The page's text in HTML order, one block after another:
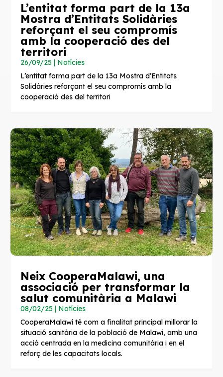
L’entitat forma part de la 13a
Mostra d’Entitats Solidàries
reforçant el seu compromís
amb la cooperació des del
territori
26/09/25| Notícies
L’entitat forma part de la 13a Mostra d’Entitats
Solidàries reforçant el seu compromís amb la
cooperació des del territori
Neix CooperaMalawi, una
associació per transformar la
salut comunitària a Malawi
08/02/25| Notícies
CooperaMalawi té com a finalitat principal millorar la
situació sanitària de la població de Malawi, amb una
acció centrada en la medicina comunitària i en el
reforç de les capacitats locals.